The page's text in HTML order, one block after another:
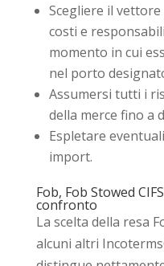
Scegliere il
costi e
momento in cui
nel porto
Assumersi tutti i
della merce fino a
Espletare
import.
Fob, Fob Stowed
confronto
La scelta della resa
alcuni altri